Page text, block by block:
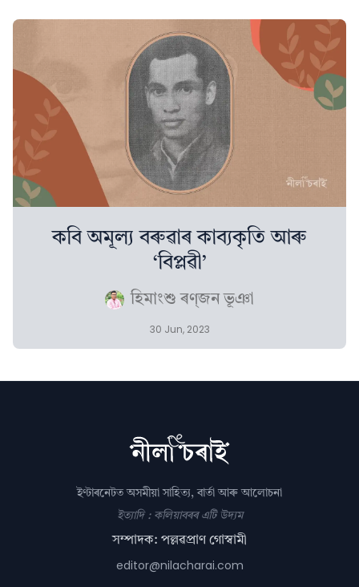
কবি অমূল্য বৰুৱাৰ কাব্যকৃতি আৰু
‘বিপ্লৱী’
হিমাংশু ৰণ্‌জন ভূঞা
30 Jun, 2023
ইণ্টাৰনেটত অসমীয়া সাহিত্য, বাৰ্তা আৰু আলোচনা
ইত্যাদি : কলিয়াবৰৰ এটি উদ্যম
সম্পাদক: পল্লৱপ্ৰাণ গোস্বামী
editor@nilacharai.com